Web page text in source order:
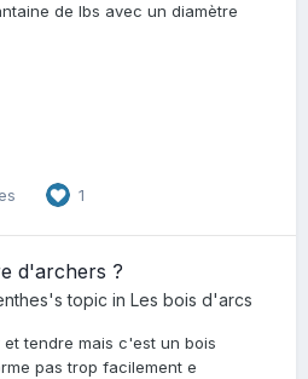
de lbs avec un diamètre
1
d'archers ?
's topic in Les bois d'arcs
tendre mais c'est un bois
pas trop facilement e